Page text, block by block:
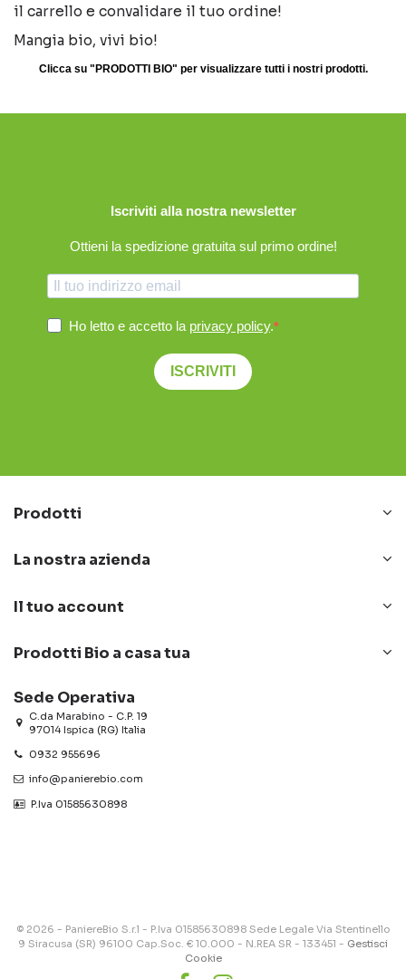
il carrello e convalidare il tuo ordine!
Mangia bio, vivi bio!
Clicca su "PRODOTTI BIO" per visualizzare tutti i nostri prodotti.
Iscriviti alla nostra newsletter
Ottieni la spedizione gratuita sul primo ordine!
Ho letto e accetto la privacy policy.
ISCRIVITI
Prodotti
La nostra azienda
Il tuo account
Prodotti Bio a casa tua
Sede Operativa
C.da Marabino - C.P. 19
97014 Ispica (RG) Italia
0932 955696
info@panierebio.com
‎‎‎‎‎ P.Iva 01585630898
© 2026 - PaniereBio S.r.l - P.Iva 01585630898 Sede Legale Via Stentinello
9 Siracusa (SR) 96100 Cap.Soc. € 10.000 - N.REA SR - 133451 - Gestisci
Cookie